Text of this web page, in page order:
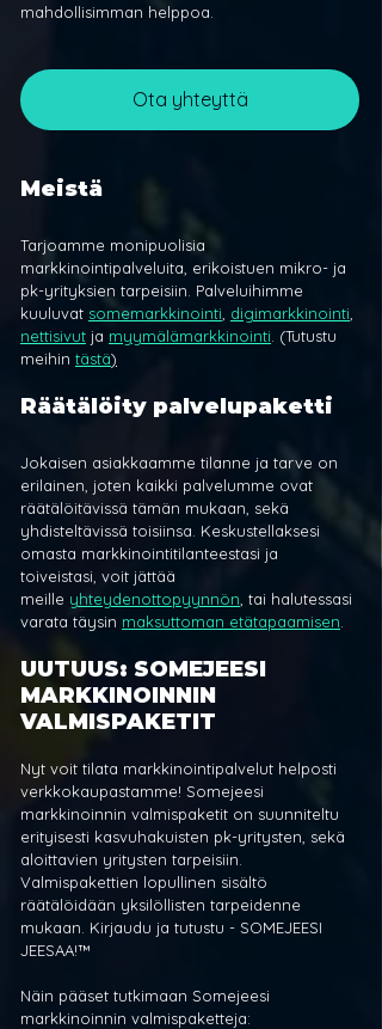
mahdollisimman helppoa.
Ota yhteyttä
Meistä
Tarjoamme monipuolisia
markkinointipalveluita, erikoistuen mikro- ja
pk-yrityksien tarpeisiin. Palveluihimme
kuuluvat somemarkkinointi digimarkkinointi
nettisivut ja myymälämarkkinointi . (Tutustu
meihin tästä)
Räätälöity palvelupaketti
Jokaisen asiakkaamme tilanne ja tarve on
erilainen, joten kaikki palvelumme ovat
räätälöitävissä tämän mukaan, sekä
yhdisteltävissä toisiinsa. Keskustellaksesi
omasta markkinointitilanteestasi ja
toiveistasi, voit jättää
meille yhteydenottopyynnön , tai halutessasi
varata täysin maksuttoman etätapaamisen
UUTUUS: SOMEJEESI
MARKKINOINNIN
VALMISPAKETIT
Nyt voit tilata markkinointipalvelut helposti
verkkokaupastamme! Somejeesi
markkinoinnin valmispaketit on suunniteltu
erityisesti kasvuhakuisten pk-yritysten, sekä
aloittavien yritysten tarpeisiin.
Valmispakettien lopullinen sisältö
räätälöidään yksilöllisten tarpeidenne
mukaan. Kirjaudu ja tutustu - SOMEJEESI
JEESAA!™
Näin pääset tutkimaan Somejeesi
markkinoinnin valmispaketteja: